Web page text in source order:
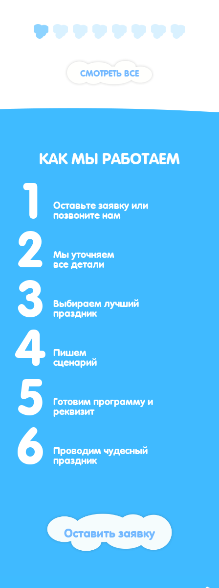
СМОТРЕТЬ ВСЕ
КАК МЫ РАБОТАЕМ
1 Оставьте заявку или
позвоните нам
2 Мы уточняем
все детали
3 Выбираем лучший
праздник
4 Пишем
сценарий
5 Готовим программу и
реквизит
6 Проводим чудесный
праздник
Оставить заявку